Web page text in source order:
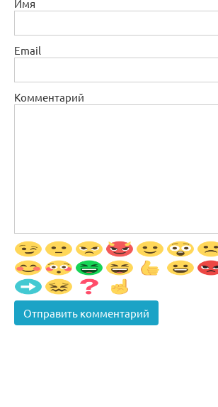
Имя
Email
Комментарий